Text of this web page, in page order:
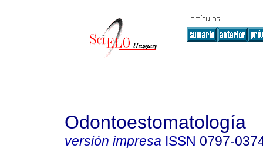
Odontoestomatología
versión impresa ISSN 0797-